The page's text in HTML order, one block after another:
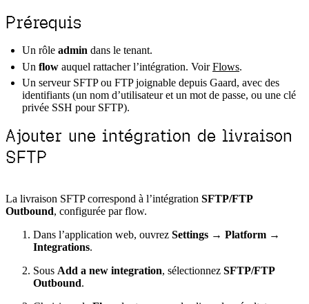
Prérequis
Un rôle admin dans le tenant.
Un flow auquel rattacher l’intégration. VoirFlows.
Un serveur SFTP ou FTP joignable depuis Gaard, avec des
identifiants (un nom d’utilisateur et un mot de passe, ou une clé
privée SSH pour SFTP).
Ajouter une intégration de livraison
SFTP
La livraison SFTP correspond à l’intégration SFTP/FTP
Outbound, configurée par flow.
Dans l’application web, ouvrez Settings → Platform →
Integrations.
Sous Add a new integration, sélectionnez SFTP/FTP
Outbound.